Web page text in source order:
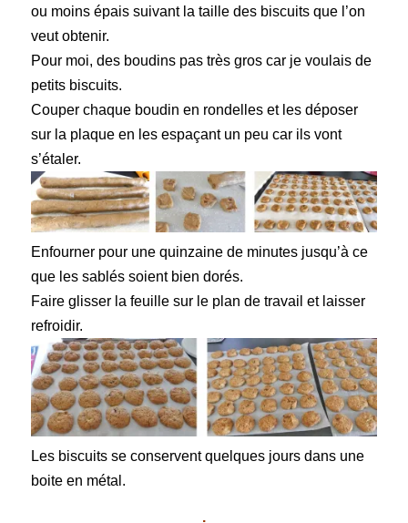
ou moins épais suivant la taille des biscuits que l’on
veut obtenir.
Pour moi, des boudins pas très gros car je voulais de
petits biscuits.
Couper chaque boudin en rondelles et les déposer
sur la plaque en les espaçant un peu car ils vont
s’étaler.
Enfourner pour une quinzaine de minutes jusqu’à ce
que les sablés soient bien dorés.
Faire glisser la feuille sur le plan de travail et laisser
refroidir.
Les biscuits se conservent quelques jours dans une
boite en métal.
.